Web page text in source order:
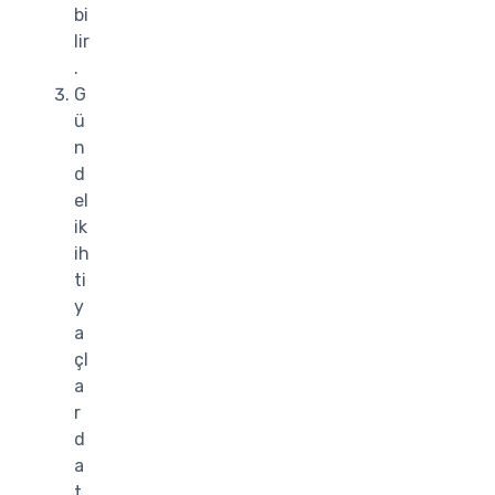
bi
lir
.
G
ü
n
d
el
ik
ih
ti
y
a
çl
a
r
d
a